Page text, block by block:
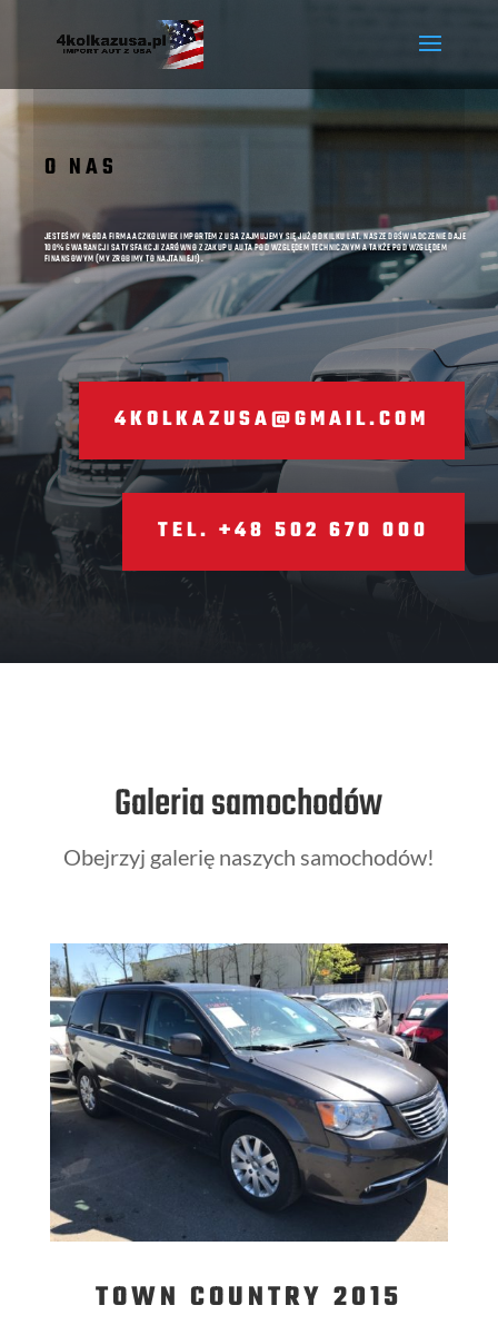
O NAS
JESTEŚMY MŁODA FIRMA ACZKOLWIEK IMPORTEM Z USA ZAJMUJEMY SIĘ JUŻ OD KILKU LAT. NASZE DOŚWIADCZENIE DAJE
100% GWARANCJI SATYSFAKCJI ZARÓWNO Z ZAKUPU AUTA POD WZGLĘDEM TECHNICZNYM A TAKŻE POD WZGLĘDEM
FINANSOWYM (MY ZROBIMY TO NAJTANIEJ!).
4KOLKAZUSA@GMAIL.COM
TEL. +48 502 670 000
Galeria samochodów
Obejrzyj galerię naszych samochodów!
TOWN COUNTRY 2015